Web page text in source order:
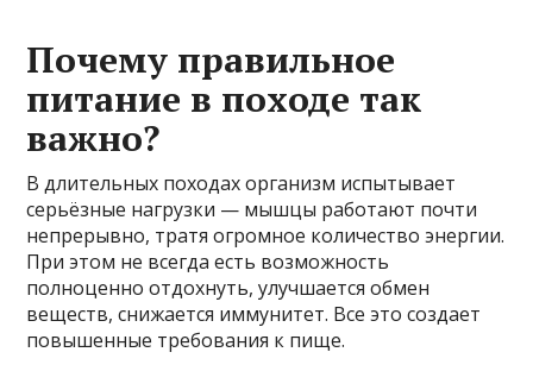
Почему правильное
питание в походе так
важно?
В длительных походах организм испытывает
серьёзные нагрузки — мышцы работают почти
непрерывно, тратя огромное количество энергии.
При этом не всегда есть возможность
полноценно отдохнуть, улучшается обмен
веществ, снижается иммунитет. Все это создает
повышенные требования к пище.